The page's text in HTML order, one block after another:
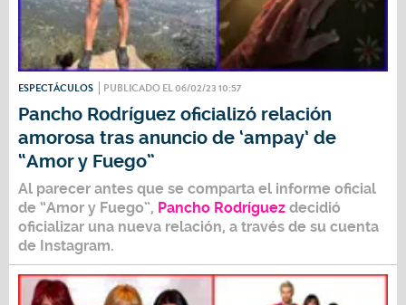
ESPECTÁCULOS PUBLICADO EL 06/02/23 10:57
Pancho Rodríguez oficializó relación
amorosa tras anuncio de ‘ampay’ de
“Amor y Fuego”
Al parecer antes que se comparta el informe oficial
de “Amor y Fuego”, Pancho Rodríguez decidió
oficializar una nueva relación, a través de su cuenta
de Instagram.